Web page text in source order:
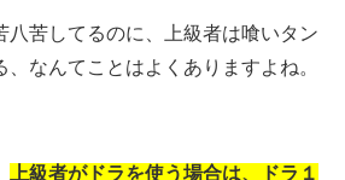
八苦してるのに、上級者は喰いタン
、なんてことはよくありますよね。
上級者がドラを使う場合は、ドラ１